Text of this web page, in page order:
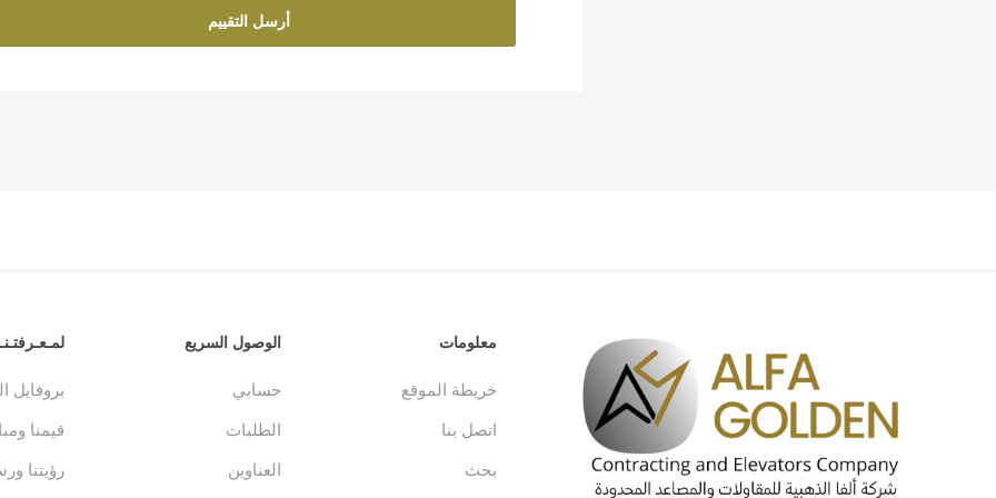
أرسل التقييم
معلومات
خريطة الموقع
اتصل بنا
بحث
الوصول السريع
حسابي
الطلبات
العناوين
بروفايل
قيمنا
رؤيتنا